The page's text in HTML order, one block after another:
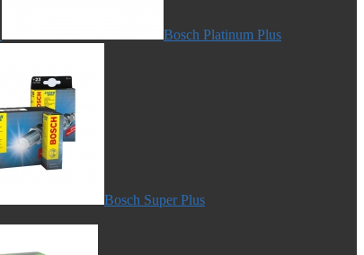
Bosch Platinum Plus
Bosch Super Plus